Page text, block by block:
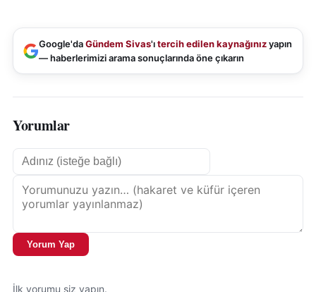
Google'daGündem Sivas'ıtercih edilen kaynağınızyapın
— haberlerimizi arama sonuçlarında öne çıkarın
Yorumlar
Yorum Yap
İlk yorumu siz yapın.